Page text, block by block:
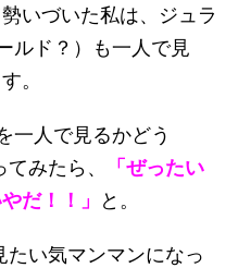
いづいた私は、ジュラ
ルド？）も一人で見
。
一人で見るかどう
みたら、
「ぜったい
だ！！」
と。
い気マンマンになっ